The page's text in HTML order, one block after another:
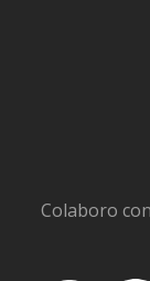
Colaboro